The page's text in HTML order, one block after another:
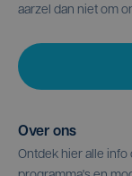
aarzel dan niet om
Over ons
Ontdek hier alle